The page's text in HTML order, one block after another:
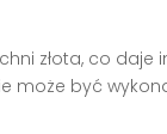
złota, co daje
może być